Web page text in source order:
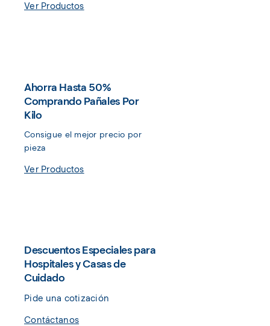
Ver Productos
Ahorra Hasta 50%
Comprando Pañales Por
Kilo
Consigue el mejor precio por
pieza
Ver Productos
Descuentos Especiales para
Hospitales y Casas de
Cuidado
Pide una cotización
Contáctanos